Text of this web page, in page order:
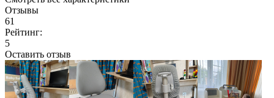
Отзывы
61
Рейтинг:
5
Оставить отзыв